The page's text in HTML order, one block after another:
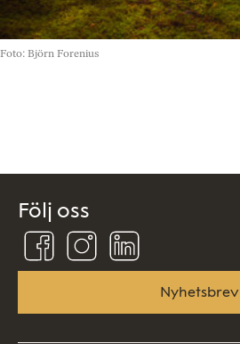
Foto: Björn Forenius
Följ oss
Följ
oss
på
Följ
på
InstagramLinkedin
Nyhetsbrev